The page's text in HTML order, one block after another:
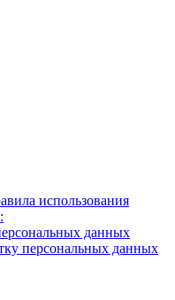
использования
данных
персональных данных